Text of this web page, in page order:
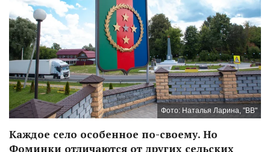
Фото: Наталья Ларина, "ВВ"
Каждое село особенное по-своему. Но
Фоминки отличаются от других сельских